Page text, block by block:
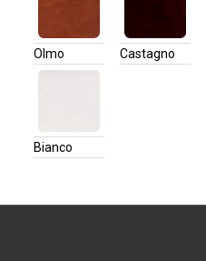
Olmo Castagno
Bianco